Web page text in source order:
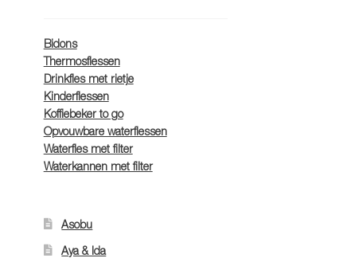
Bidons
Thermosflessen
Drinkfles met rietje
Kinderflessen
Koffiebeker to go
Opvouwbare waterflessen
Waterfles met filter
Waterkannen met filter
Asobu
Aya & Ida